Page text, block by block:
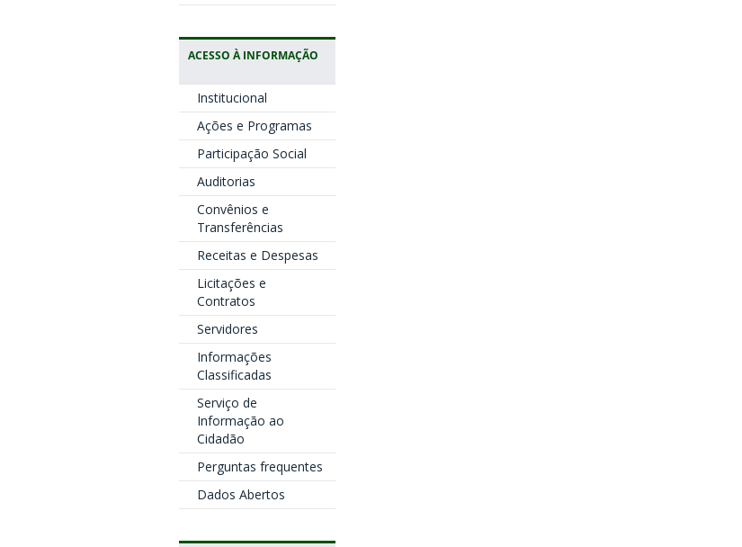
ACESSO À INFORMAÇÃO
Institucional
Ações e Programas
Participação Social
Auditorias
Convênios e
Transferências
Receitas e Despesas
Licitações e
Contratos
Servidores
Informações
Classificadas
Serviço de
Informação ao
Cidadão
Perguntas frequentes
Dados Abertos